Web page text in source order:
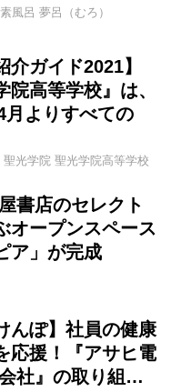
会津美里町
葉町
河市
東京都
風呂 夢呂（むろ）
介ガイド2021】
院高等学校』は、
月よりすべての
聖光学院 聖光学院高等学校
書店のセレクト
オープンスペース
ア」が完成
んぽ】社員の健康
応援！『アサヒ電
社』の取り組…